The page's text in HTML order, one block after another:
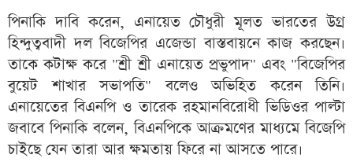
পিনাকি দাবি করেন, এনায়েত চৌধুরী মূলত ভারতের উগ্র
হিন্দুত্ববাদী দল বিজেপির এজেন্ডা বাস্তবায়নে কাজ করছেন।
তাকে কটাক্ষ করে "শ্রী শ্রী এনায়েত প্রভুপাদ" এবং "বিজেপির
বুয়েট শাখার সভাপতি" বলেও অভিহিত করেন তিনি।
এনায়েতের বিএনপি ও তারেক রহমানবিরোধী ভিডিওর পাল্টা
জবাবে পিনাকি বলেন, বিএনপিকে আক্রমণের মাধ্যমে বিজেপি
চাইছে যেন তারা আর ক্ষমতায় ফিরে না আসতে পারে।